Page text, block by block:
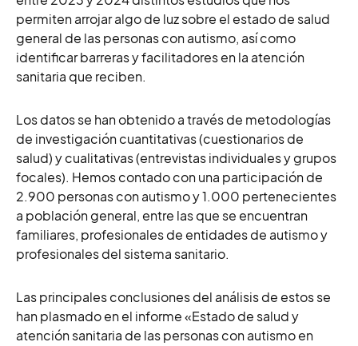
permiten arrojar algo de luz sobre el estado de salud
general de las personas con autismo, así como
identificar barreras y facilitadores en la atención
sanitaria que reciben.
Los datos se han obtenido a través de metodologías
de investigación cuantitativas (cuestionarios de
salud) y cualitativas (entrevistas individuales y grupos
focales). Hemos contado con una participación de
2.900 personas con autismo y 1.000 pertenecientes
a población general, entre las que se encuentran
familiares, profesionales de entidades de autismo y
profesionales del sistema sanitario.
Las principales conclusiones del análisis de estos se
han plasmado en el informe «Estado de salud y
atención sanitaria de las personas con autismo en